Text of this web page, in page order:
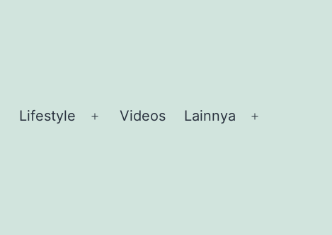
Open
Lifestyle
Open
Videos Lainnya